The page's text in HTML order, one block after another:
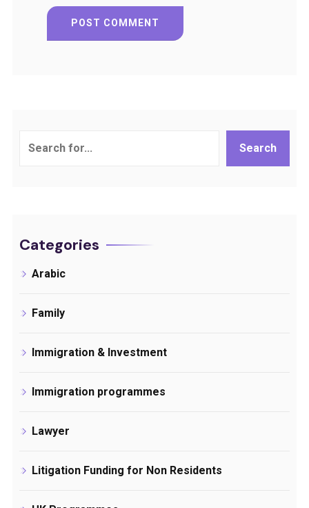
Search
Categories
Arabic
Family
Immigration & Investment
Immigration programmes
Lawyer
Litigation Funding for Non Residents